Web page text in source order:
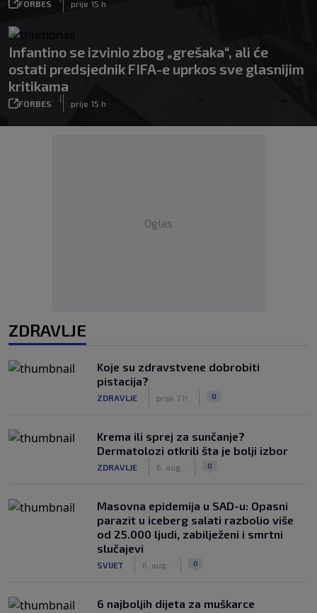
FORBES prije 15 h
Infantino se izvinio zbog „grešaka“, ali će
ostati predsjednik FIFA-e uprkos sve glasnijim
kritikama
FORBES
|
prije 15 h
Oglas
ZDRAVLJE
Koje su zdravstvene dobrobiti
pistacija?
ZDRAVLJE prije 7 h 0
Krema ili sprej za sunčanje?
Dermatolozi otkrili šta je bolji izbor
ZDRAVLJE 6. aug. 0
Masovna epidemija u SAD-u: Opasni
parazit u iceberg salati razbolio više
od 25.000 ljudi, zabilježeni i smrtni
slučajevi
SVIJET 6. aug. 0
6 najboljih dijeta za muškarce